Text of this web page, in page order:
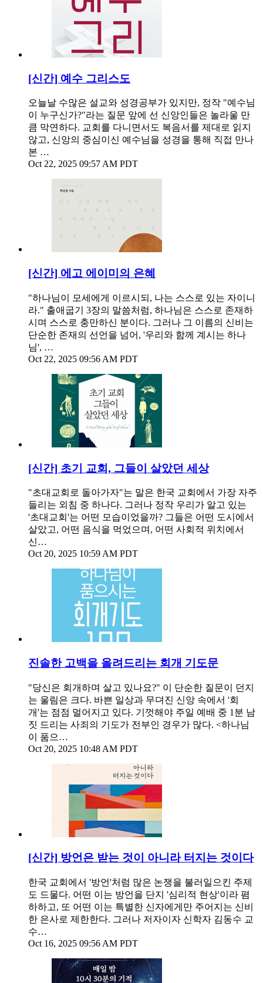
[신간] 예수 그리스도
오늘날 수많은 설교와 성경공부가 있지만, 정작 "예수님
이 누구신가?"라는 질문 앞에 선 신앙인들은 놀라울 만
큼 막연하다. 교회를 다니면서도 복음서를 제대로 읽지
않고, 신앙의 중심이신 예수님을 성경을 통해 직접 만나
본 …
Oct 22, 2025 09:57 AM PDT
[신간] 에고 에이미의 은혜
"하나님이 모세에게 이르시되, 나는 스스로 있는 자이니
라." 출애굽기 3장의 말씀처럼, 하나님은 스스로 존재하
시며 스스로 충만하신 분이다. 그러나 그 이름의 신비는
단순한 존재의 선언을 넘어, '우리와 함께 계시는 하나
님', …
Oct 22, 2025 09:56 AM PDT
[신간] 초기 교회, 그들이 살았던 세상
"초대교회로 돌아가자"는 말은 한국 교회에서 가장 자주
들리는 외침 중 하나다. 그러나 정작 우리가 알고 있는
'초대교회'는 어떤 모습이었을까? 그들은 어떤 도시에서
살았고, 어떤 음식을 먹었으며, 어떤 사회적 위치에서
신…
Oct 20, 2025 10:59 AM PDT
진솔한 고백을 올려드리는 회개 기도문
"당신은 회개하며 살고 있나요?" 이 단순한 질문이 던지
는 울림은 크다. 바쁜 일상과 무뎌진 신앙 속에서 '회
개'는 점점 멀어지고 있다. 기껏해야 주일 예배 중 1분 남
짓 드리는 사죄의 기도가 전부인 경우가 많다. <하나님
이 품으…
Oct 20, 2025 10:48 AM PDT
[신간] 방언은 받는 것이 아니라 터지는 것이다
한국 교회에서 '방언'처럼 많은 논쟁을 불러일으킨 주제
도 드물다. 어떤 이는 방언을 단지 '심리적 현상'이라 폄
하하고, 또 어떤 이는 특별한 신자에게만 주어지는 신비
한 은사로 제한한다. 그러나 저자이자 신학자 김동수 교
수…
Oct 16, 2025 09:56 AM PDT